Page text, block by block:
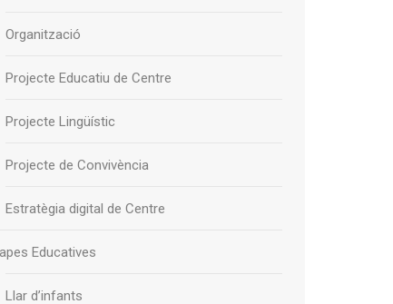
Organització
Projecte Educatiu de Centre
Projecte Lingüístic
Projecte de Convivència
Estratègia digital de Centre
Educatives
Llar d’infants